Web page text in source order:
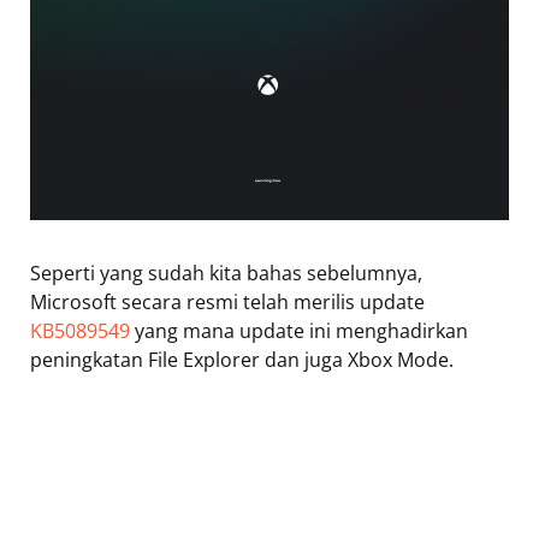
Seperti yang sudah kita bahas sebelumnya,
Microsoft secara resmi telah merilis update
KB5089549yang mana update ini menghadirkan
peningkatan File Explorer dan juga Xbox Mode.